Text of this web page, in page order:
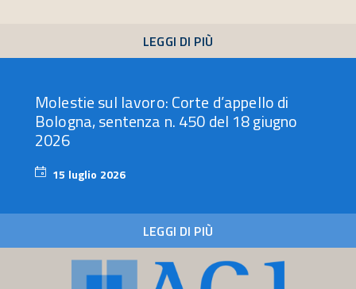
LEGGI DI PIÙ
Molestie sul lavoro: Corte d’appello di
Bologna, sentenza n. 450 del 18 giugno
2026
15 luglio 2026
LEGGI DI PIÙ